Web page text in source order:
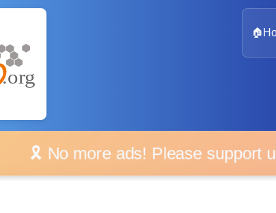
🏠
🎗️ No more ads! Please support